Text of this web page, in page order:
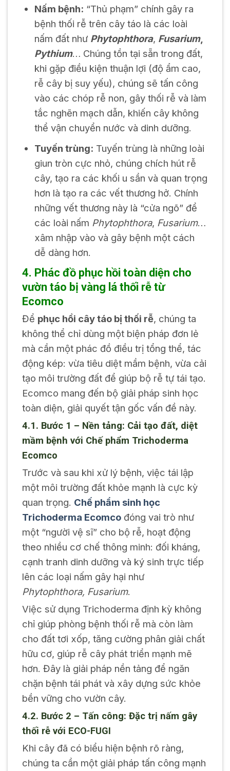
Nấm bệnh: “Thủ phạm” chính gây ra
bệnh thối rễ trên cây táo là các loài
nấm đất như Phytophthora, Fusarium
Pythium… Chúng tồn tại sẵn trong đất,
khi gặp điều kiện thuận lợi (độ ẩm cao,
rễ cây bị suy yếu), chúng sẽ tấn công
vào các chóp rễ non, gây thối rễ và làm
tắc nghẽn mạch dẫn, khiến cây không
thể vận chuyển nước và dinh dưỡng.
Tuyến trùng: Tuyến trùng là những loài
giun tròn cực nhỏ, chúng chích hút rễ
cây, tạo ra các khối u sần và quan trọng
hơn là tạo ra các vết thương hở. Chính
những vết thương này là “cửa ngõ” để
các loài nấm Phytophthora, Fusarium…
xâm nhập vào và gây bệnh một cách
dễ dàng hơn.
4. Phác đồ phục hồi toàn diện cho
vườn táo bị vàng lá thối rễ từ
Ecomco
Để phục hồi cây táo bị thối rễ, chúng ta
không thể chỉ dùng một biện pháp đơn lẻ
mà cần một phác đồ điều trị tổng thể, tác
động kép: vừa tiêu diệt mầm bệnh, vừa cải
tạo môi trường đất để giúp bộ rễ tự tái tạo.
Ecomco mang đến bộ giải pháp sinh học
toàn diện, giải quyết tận gốc vấn đề này.
4.1. Bước 1 – Nền tảng: Cải tạo đất, diệt
mầm bệnh với Chế phẩm Trichoderma
Ecomco
Trước và sau khi xử lý bệnh, việc tái lập
một môi trường đất khỏe mạnh là cực kỳ
quan trọng. Chế phẩm sinh học
Trichoderma Ecomcođóng vai trò như
một “người vệ sĩ” cho bộ rễ, hoạt động
theo nhiều cơ chế thông minh: đối kháng,
cạnh tranh dinh dưỡng và ký sinh trực tiếp
lên các loại nấm gây hại như
Phytophthora, Fusarium.
Việc sử dụng Trichoderma định kỳ không
chỉ giúp phòng bệnh thối rễ mà còn làm
cho đất tơi xốp, tăng cường phân giải chất
hữu cơ, giúp rễ cây phát triển mạnh mẽ
hơn. Đây là giải pháp nền tảng để ngăn
chặn bệnh tái phát và xây dựng sức khỏe
bền vững cho vườn cây.
4.2. Bước 2 – Tấn công: Đặc trị nấm gây
thối rễ với ECO-FUGI
Khi cây đã có biểu hiện bệnh rõ ràng,
chúng ta cần một giải pháp tấn công mạnh